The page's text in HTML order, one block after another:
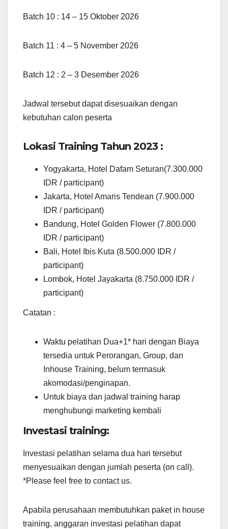
Batch 10 : 14 – 15 Oktober 2026
Batch 11 : 4 – 5 November 2026
Batch 12 : 2 – 3 Desember 2026
Jadwal tersebut dapat disesuaikan dengan
kebutuhan calon peserta
Lokasi Training Tahun 2023 :
Yogyakarta, Hotel Dafam Seturan(7.300.000
IDR / participant)
Jakarta, Hotel Amaris Tendean (7.900.000
IDR / participant)
Bandung, Hotel Golden Flower (7.800.000
IDR / participant)
Bali, Hotel Ibis Kuta (8.500.000 IDR /
participant)
Lombok, Hotel Jayakarta (8.750.000 IDR /
participant)
Catatan :
Waktu pelatihan Dua+1* hari dengan Biaya
tersedia untuk Perorangan, Group, dan
Inhouse Training, belum termasuk
akomodasi/penginapan.
Untuk biaya dan jadwal training harap
menghubungi marketing kembali
Investasi training:
Investasi pelatihan selama dua hari tersebut
menyesuaikan dengan jumlah peserta (on call).
*Please feel free to contact us.
Apabila perusahaan membutuhkan paket in house
training, anggaran investasi pelatihan dapat